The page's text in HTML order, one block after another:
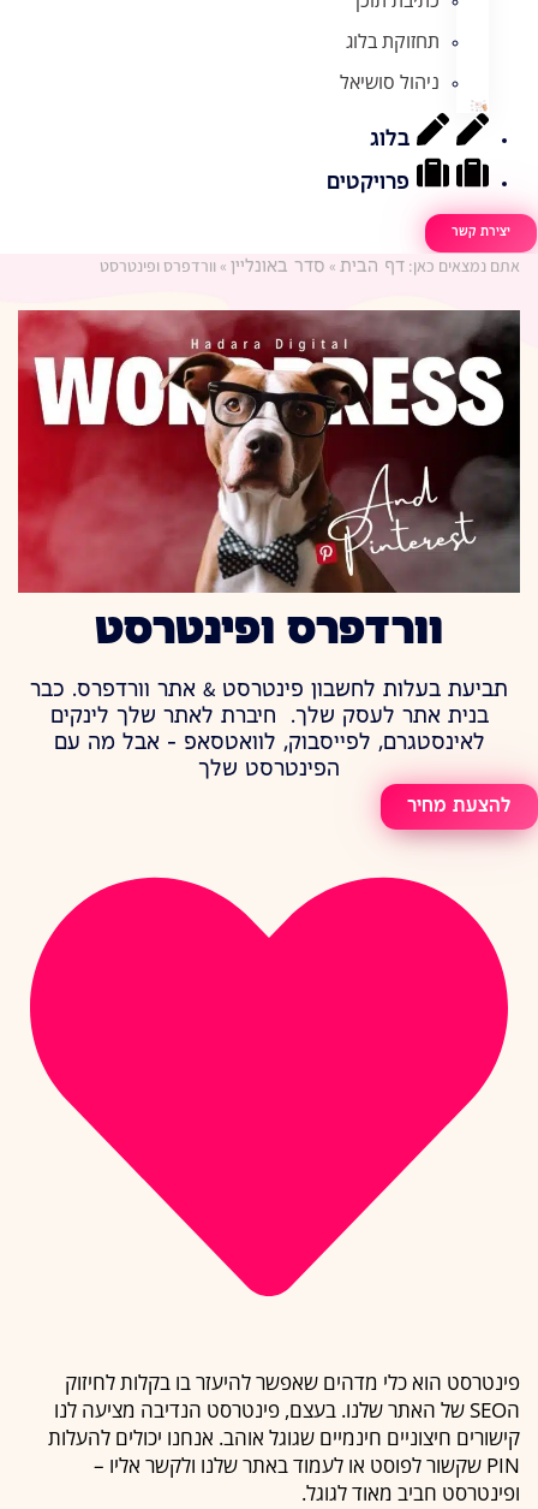
תחזוקת בלוג
ניהול סושיאל
בלוג
פרויקטים
יצירת קשר
אתם נמצאים כאן: דף הבית » סדר באונליין »וורדפרס ופינטרסט
וורדפרס ופינטרסט
תביעת בעלות לחשבון פינטרסט & אתר וורדפרס. כבר
בנית אתר לעסק שלך. חיברת לאתר שלך לינקים
לאינסטגרם, לפייסבוק, לוואטסאפ – אבל מה עם
הפינטרסט שלך
להצעת מחיר
פינטרסט הוא כלי מדהים שאפשר להיעזר בו בקלות לחיזוק
הSEO של האתר שלנו. בעצם, פינטרסט הנדיבה מציעה לנו
קישורים חיצוניים חינמיים שגוגל אוהב. אנחנו יכולים להעלות
PIN שקשור לפוסט או לעמוד באתר שלנו ולקשר אליו –
ופינטרסט חביב מאוד לגוגל.